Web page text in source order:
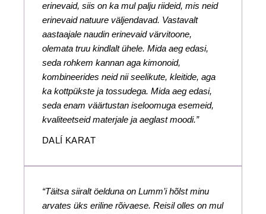
erinevaid, siis on ka mul palju riideid, mis neid
erinevaid natuure väljendavad. Vastavalt
aastaajale naudin erinevaid värvitoone,
olemata truu kindlalt ühele. Mida aeg edasi,
seda rohkem kannan aga kimonoid,
kombineerides neid nii seelikute, kleitide, aga
ka kottpükste ja tossudega. Mida aeg edasi,
seda enam väärtustan iseloomuga esemeid,
kvaliteetseid materjale ja aeglast moodi.”
DALÍ KARAT
“Täitsa siiralt öelduna on Lumm’i hõlst minu
arvates üks eriline rõivaese. Reisil olles on mul